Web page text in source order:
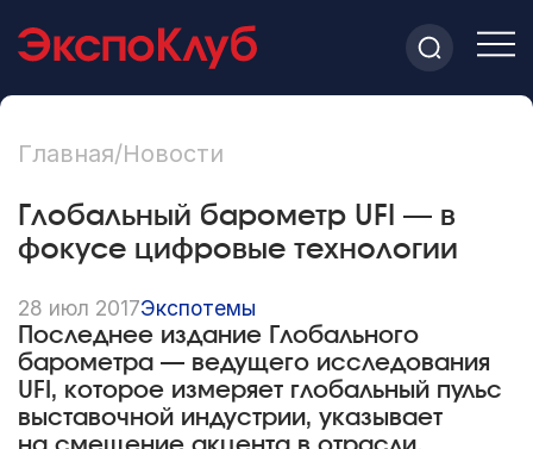
Главная/Новости
Глобальный барометр UFI — в
фокусе цифровые технологии
28 июл 2017Экспотемы
Последнее издание Глобального
барометра — ведущего исследования
UFI, которое измеряет глобальный пульс
выставочной индустрии, указывает